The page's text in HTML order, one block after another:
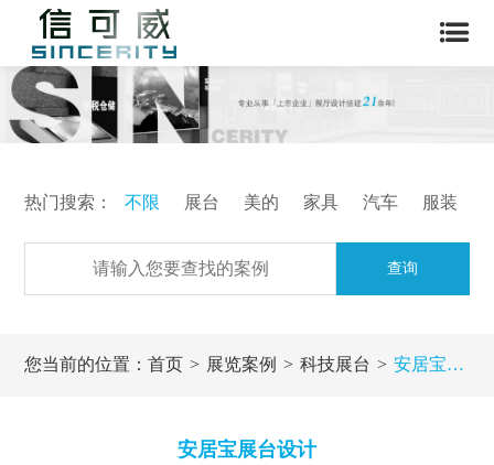
热门搜索： 不限 展台 美的 家具 汽车 服装
查询
您当前的位置：首页 展览案例 科技展台 安居宝展台设计
安居宝展台设计